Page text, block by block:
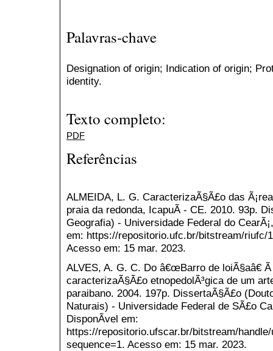
Palavras-chave
Designation of origin; Indication of origin;
identity.
Texto completo:
PDF
Referências
ALMEIDA, L. G. CaracterizaÃ§Ã£o das
praia da redonda, IcapuÃ­ - CE. 2010. 93p.
Geografia) - Universidade Federal do
em: https://repositorio.ufc.br/bitstream/riufc/
Acesso em: 15 mar. 2023.
ALVES, A. G. C. Do â€œBarro de loiÃ§aâ€
caracterizaÃ§Ã£o etnopedolÃ³gica de um
paraibano. 2004. 197p. DissertaÃ§Ã£o
Naturais) - Universidade Federal de SÃ£o
DisponÃ­vel em:
https://repositorio.ufscar.br/bitstream/
sequence=1. Acesso em: 15 mar. 2023.